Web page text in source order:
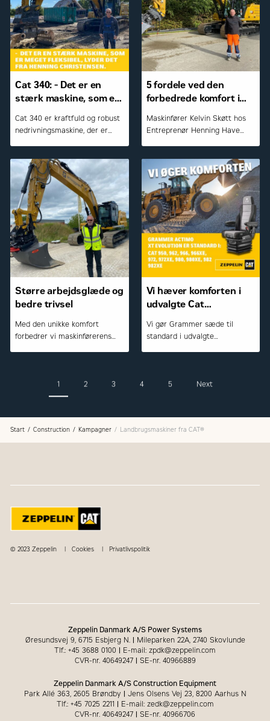
Cat 340: - Det er en
stærk maskine, som er
Cat 340 er kraftfuld og robust
nedrivningsmaskine, der er
nedrivning. Maskinen
kombinerer høj ydeevne,
effektivitet og moderne
teknologi for at levere
optimale resultater i en række
forskellige arbejdsforhold. Og
ikke mindst en velindrettet
kabine, der sikrer høj komfort
for maskinføreren
5 fordele ved den
forbedrede komfort i
Maskinfører Kelvin Skøtt hos
Entreprenør Henning Have
Større arbejdsglæde og
bedre trivsel
Med den unikke komfort
forbedrer vi maskinførerens
Vi hæver komforten i
udvalgte Cat
Vi gør Grammer sæde til
standard i udvalgte
1 2 3 4 5 Next
Start Construction Kampagner Landbrugsmaskiner fra CAT®
© 2023 Zeppelin Cookies Privatlivspolitik
Zeppelin Danmark A/S Power Systems
Øresundsvej 9, 6715 Esbjerg N. | Mileparken 22A, 2740 Skovlunde
Tlf.: +45 3688 0100 | E-mail: zpdk@zeppelin.com
CVR-nr. 40649247 | SE-nr. 40966889
Zeppelin Danmark A/S Construction Equipment
Park Allé 363, 2605 Brøndby | Jens Olsens Vej 23, 8200 Aarhus N
Tlf.: +45 7025 2211 | E-mail: zedk@zeppelin.com
CVR-nr. 40649247 | SE-nr. 40966706